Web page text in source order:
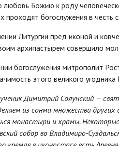
любовь Божию к роду
проходят богослужения в честь
Литургии пред иконой и
архипастырем совершило
богослужения митрополит
этого великого угодника
Димитрий Солунский —
из сонма множества
монастыри и храмы.
собор во Владимиро-